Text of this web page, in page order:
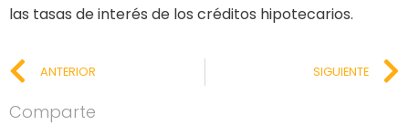
las tasas de interés de los créditos hipotecarios.
ANTERIOR SIGUIENTE
Comparte